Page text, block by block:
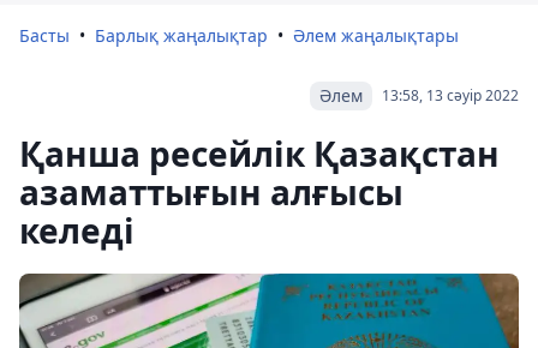
Басты Барлық жаңалықтар Әлем жаңалықтары
13:58, 13 сәуір 2022
Әлем
Қанша ресейлік Қазақстан
азаматтығын алғысы
келеді